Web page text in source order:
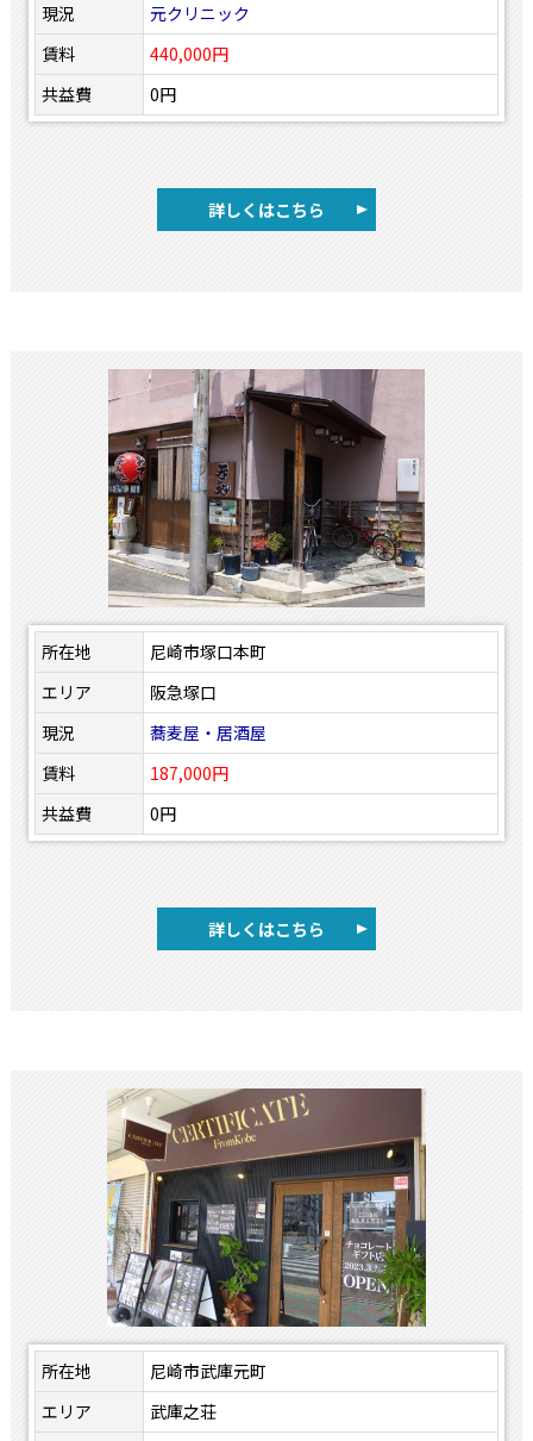
現況
元クリニック
賃料
440,000円
共益費
0円
詳しくはこちら
所在地
尼崎市塚口本町
エリア
阪急塚口
現況
蕎麦屋・居酒屋
賃料
187,000円
共益費
0円
詳しくはこちら
所在地
尼崎市武庫元町
エリア
武庫之荘